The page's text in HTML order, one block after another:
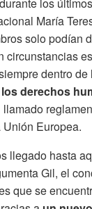
los
María
solo podían
circunstancias
dentro de
derechos
Europea.
llegado hasta
Gil, el
que se